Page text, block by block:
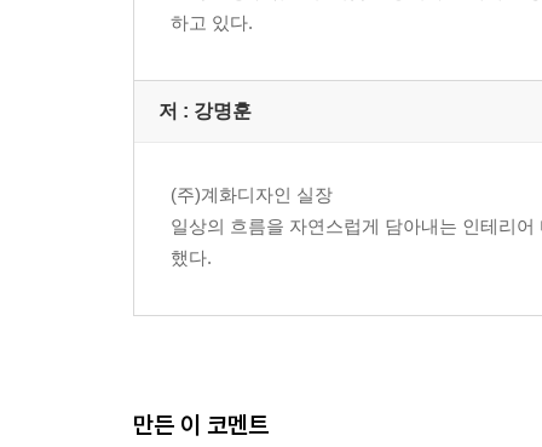
하고 있다.
저 : 강명훈
(주)계화디자인 실장
일상의 흐름을 자연스럽게 담아내는 인테리
했다.
만든 이 코멘트